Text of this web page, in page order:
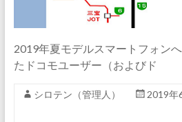
2019年夏モデルスマートフォン
たドコモユーザー（およびド
シロテン（管理人） 2019年